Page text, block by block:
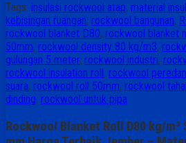
Tags: insulasi rockwool atap, material
kebisingan ruangan, rockwool bangunan,
rockwool blanket D80, rockwool blanket
50mm, rockwool density 80 kg/m3,
gulungan 5 meter, rockwool industri,
rockwool insulation roll, rockwool
suara, rockwool roll 50mm, rockwool
dinding, rockwool untuk pipa
Rockwool Blanket Roll D80 kg/m³